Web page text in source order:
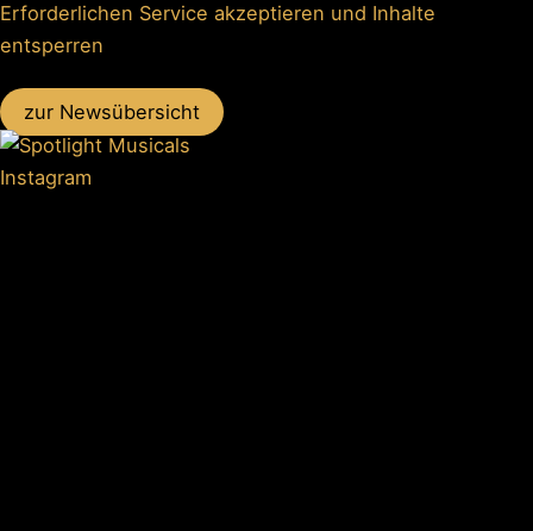
Erforderlichen Service akzeptieren und Inhalte
entsperren
zur Newsübersicht
Instagram